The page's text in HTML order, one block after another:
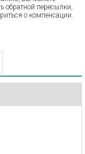
обратной пересылки,
о компенсации.